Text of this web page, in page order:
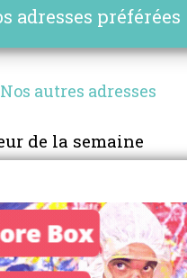
adresses préférées
Nos autres adresses
de la semaine